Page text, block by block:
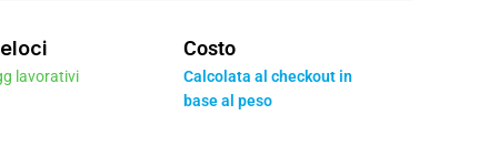
lavorativi
Costo
Calcolata al checkout in
base al peso